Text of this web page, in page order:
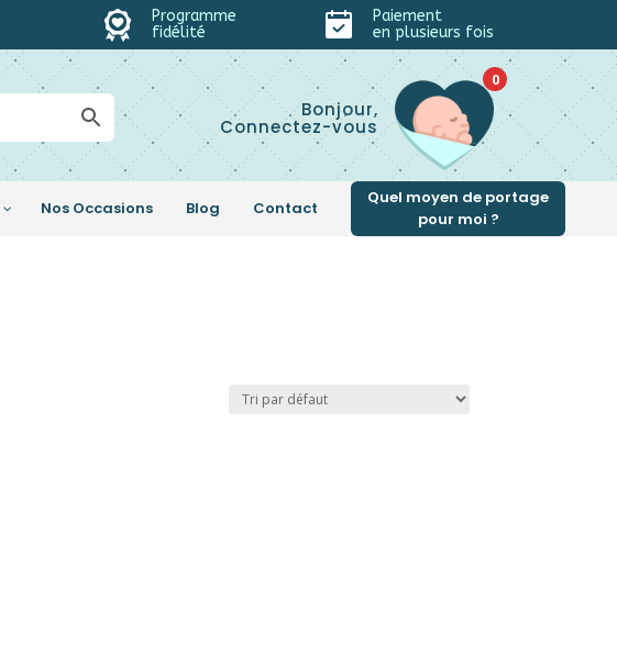
Programme
fidélité
Paiement
en plusieurs fois
Bonjour,
Connectez-vous
0
Nos Occasions Blog Contact
Quel moyen de portage
pour moi ?